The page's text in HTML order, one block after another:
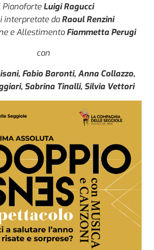
PianoforteLuigi Ragucci
interpretate daRaoul Renzini
e AllestimentoFiammetta Perugi
con
Fabio Baronti, Anna Collazzo,
Sabrina Tinalli, Silvia Vettori